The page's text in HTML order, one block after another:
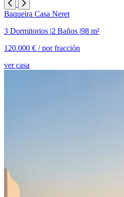
Baqueira Casa Neret
3 Dormitorios |2 Baños |98 m²
120.000 € /por fracción
ver casa